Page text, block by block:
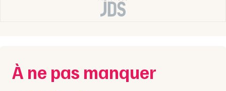
À ne pas manquer